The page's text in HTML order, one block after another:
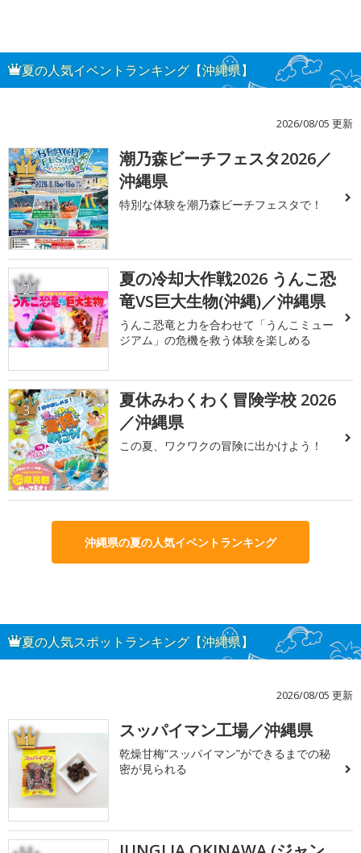
夏の人気イベントランキング【沖縄県】
2026/08/05 更新
1
潮乃森ビーチフェスタ2026／
沖縄県
特別な体験を潮乃森ビーチフェスタで！
2
夏の冷却大作戦2026 うんこ恐
竜VS巨大生物(沖縄)／沖縄県
うんこ恐竜と力を合わせて「うんこミュー
ジアム」の危機を救う体験を楽しめる
3
夏休みわくわく冒険学校 2026
／沖縄県
この夏、ワクワクの冒険に出かけよう！
沖縄県の夏の人気イベントランキング
夏の人気スポットランキング【沖縄県】
2026/08/05 更新
1 スッパイマン工場／沖縄県
乾燥甘梅“スッパイマン”ができるまでの秘
密が見られる